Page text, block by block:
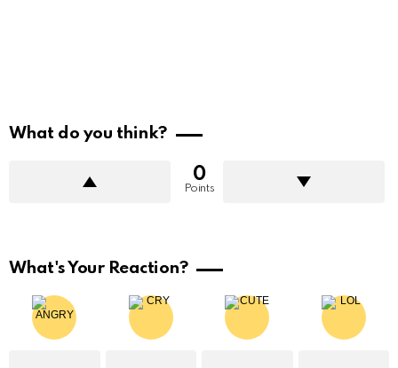
What do you think?
0
Points
What's Your Reaction?